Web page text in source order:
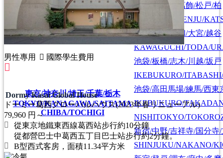
東京/神奈川/埼玉/千葉/栃木
TOKYO/KANAGAWA/SAITAMA
CHIBA/TOCHIGI
上野/北千住/葛飾/松戸/柏
UENO/KITASENJU/
川口/戸田/浦和/大宮/越谷
KAWAGUCHI/TODA/
池袋/板橋/志木/川越/坂戸
IKEBUKURO/
池袋/高田馬場/練馬/西東
IKEBUKURO/
NISHITOKYO/
新宿/中野/吉祥寺/国分寺
SHINJUKU/NAKANO/
男性專用 國際學生費用
Dormy Kasai Global House
ドーミー葛西グローバルハウス(2023年春リニューアル)
79,960 円～
從東京地鐵東西線葛西站步行約10分鐘
從都營巴士中葛西五丁目巴士站步行約2分鐘。
B型西式客房，面積11.34平方米